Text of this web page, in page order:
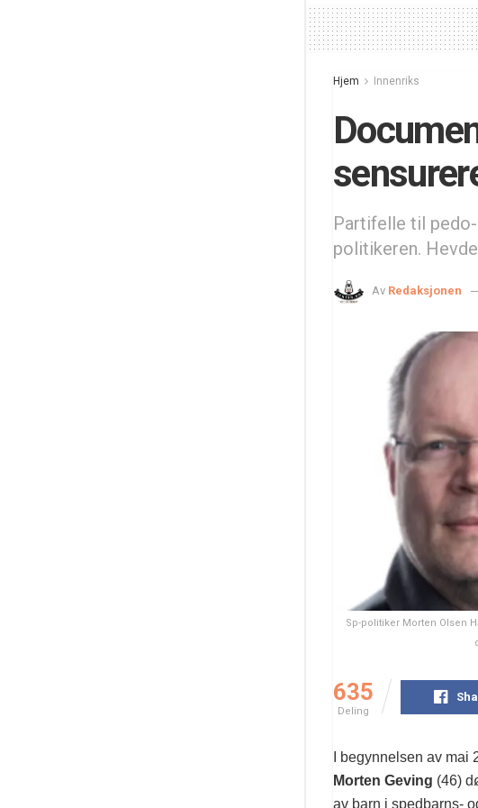
Hjem Innenriks
Partifelle til
politikeren.
Av Redaksjonen
Sp-politiker Morten Olsen
635
Deling
I begynnelsen av
Morten Geving (46)
av barn i spedbarns-